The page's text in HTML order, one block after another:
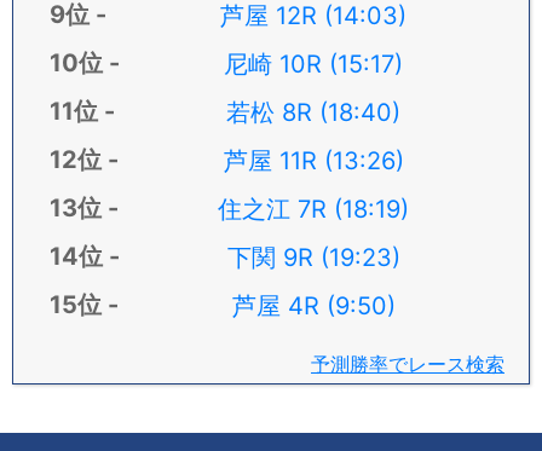
芦屋 12R (14:03)
尼崎 10R (15:17)
若松 8R (18:40)
芦屋 11R (13:26)
住之江 7R (18:19)
下関 9R (19:23)
芦屋 4R (9:50)
予測勝率でレース検索